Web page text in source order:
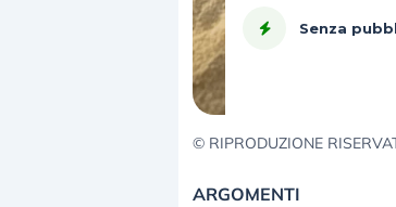
Senza
© RIPRODUZIONE
ARGOMENTI